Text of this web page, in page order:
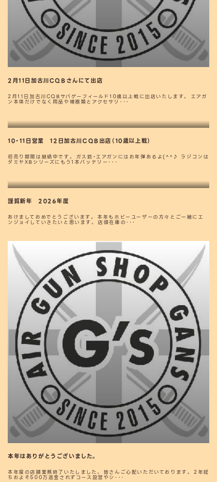
2月11日加古川CQBさんにて出店
2月11日加古川CQBサバゲーフィールド10歳以上戦に出店いたします。 エアガ
ン本体だけでなく用品や補器類とアクセサリ･･･
10・11日営業 12日加古川CQB出店（10歳以上戦）
初売り期間は継続中です。 ガス銃・エアガンにはお年弾あるよ(^^♪ ラジコンは
タミヤXBシリーズにもう1本バッテリー･･･
謹賀新年 2026年度
あけましておめでとうございます。 本年もホビーユーザーの方々とご一緒にエ
ンジョイしていきたいと思います。 店頭在庫の･･･
本年はありがとうございました。
本年度の店舗業務終了いたしました。 皆さんご心配いただいております。 2年経
ちおよそ500万返金されずコース設営やシ･･･